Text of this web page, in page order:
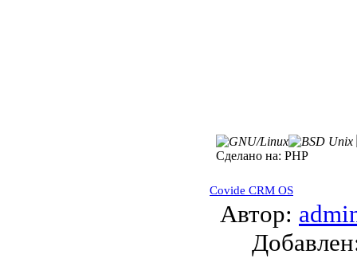
Сделано на: PHP
Covide CRM OS
Автор: